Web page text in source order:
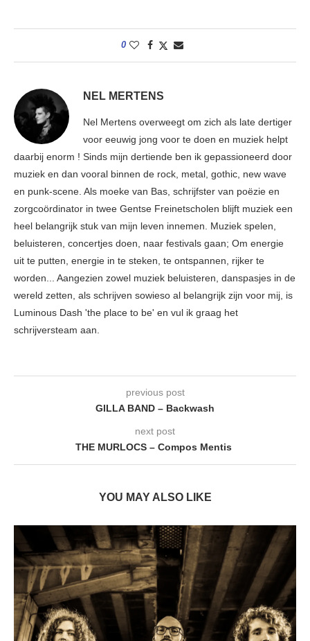
0
NEL MERTENS
Nel Mertens overweegt om zich als late dertiger
voor eeuwig jong voor te doen en muziek helpt
daarbij enorm ! Sinds mijn dertiende ben ik gepassioneerd door
muziek en dan vooral binnen de rock, metal, gothic, new wave
en punk-scene. Als moeke van Bas, schrijfster van poëzie en
zorgcoördinator in twee Gentse Freinetscholen blijft muziek een
heel belangrijk stuk van mijn leven innemen. Muziek spelen,
beluisteren, concertjes doen, naar festivals gaan; Om energie
uit te putten, energie in te steken, te ontspannen, rijker te
worden... Aangezien zowel muziek beluisteren, danspasjes in de
wereld zetten, als schrijven sowieso al belangrijk zijn voor mij, is
Luminous Dash 'the place to be' en vul ik graag het
schrijversteam aan.
previous post
GILLA BAND – Backwash
next post
THE MURLOCS – Compos Mentis
YOU MAY ALSO LIKE